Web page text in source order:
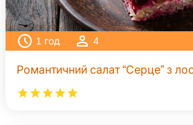
1 год 4
Романтичний салат “Серце” з